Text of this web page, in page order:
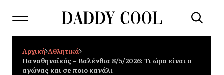
Αρχική Αθλητικά
Παναθηναϊκός – Βαλένθια 8/5/2026: Τι ώρα είναι ο
αγώνας και σε ποιο κανάλι